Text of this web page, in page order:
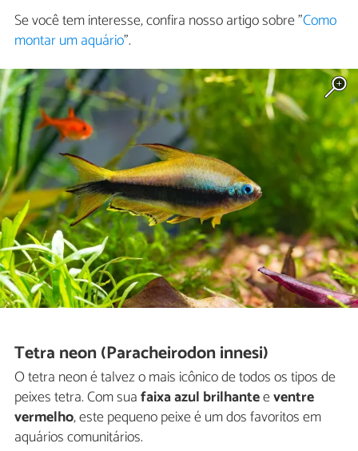
Se você tem interesse, confira nosso artigo sobre "Como
montar um aquário".
Tetra neon (Paracheirodon innesi)
O tetra neon é talvez o mais icônico de todos os tipos de
peixes tetra. Com suafaixa azul brilhanteeventre
vermelho, este pequeno peixe é um dos favoritos em
aquários comunitários.